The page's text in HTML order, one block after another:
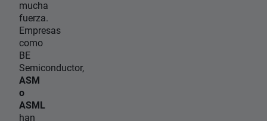
mucha
fuerza.
Empresas
como
BE
Semiconductor,
ASM
o
ASML
han